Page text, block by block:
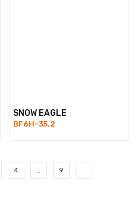
SNOW EAGLE
BF6H-35.2
4 .. 9